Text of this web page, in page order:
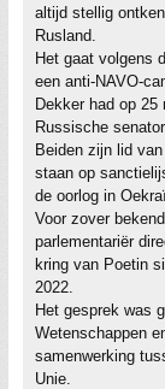
altijd stellig
Rusland.
Het gaat volgens
een anti-NAVO-
Dekker had op
Russische
Beiden zijn lid
staan op
de oorlog in
Voor zover
parlementariër
kring van Poetin
2022.
Het gesprek was
Wetenschappen
samenwerking
Unie.